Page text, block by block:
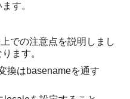
す。
での注意点を説明しまし
ます。
換はbasenameを通す